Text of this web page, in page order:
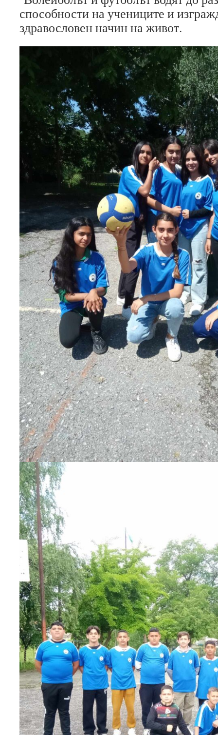
способности на учениците и
здравословен начин на живот.